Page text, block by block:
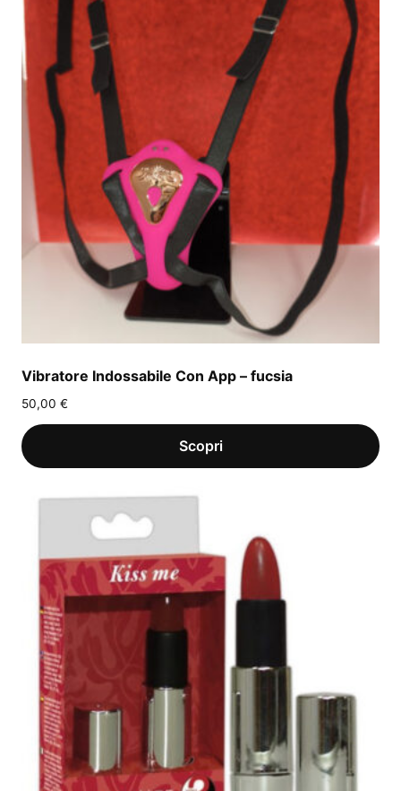
Vibratore Indossabile Con App – fucsia
50,00 €